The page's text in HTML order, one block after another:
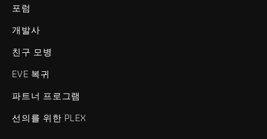
포럼
개발사
친구 모병
EVE 복귀
파트너 프로그램
선의를 위한 PLEX